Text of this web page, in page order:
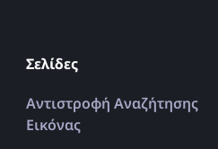
Σελίδες
Αντιστροφή Αναζήτησης
Εικόνας